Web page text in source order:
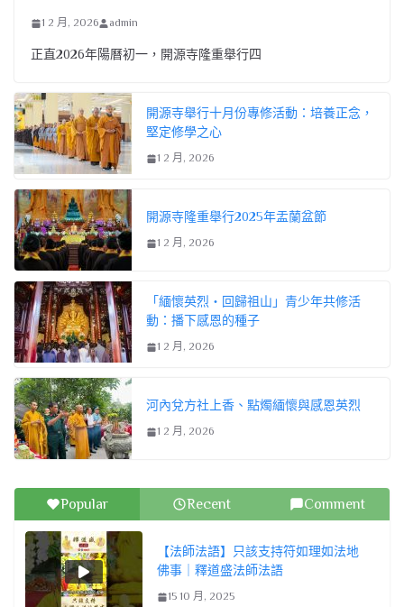
1 2 月, 2026 admin
正直2026年陽曆初一，開源寺隆重舉行四
開源寺舉行十月份專修活動：培養正念，
堅定修學之心
1 2 月, 2026
開源寺隆重舉行2025年盂蘭盆節
1 2 月, 2026
「緬懷英烈・回歸祖山」青少年共修活
動：播下感恩的種子
1 2 月, 2026
河內兌方社上香、點燭緬懷與感恩英烈
1 2 月, 2026
Popular Recent Comment
【法師法語】只該支持符如理如法地
佛事｜釋道盛法師法語
15 10 月, 2025